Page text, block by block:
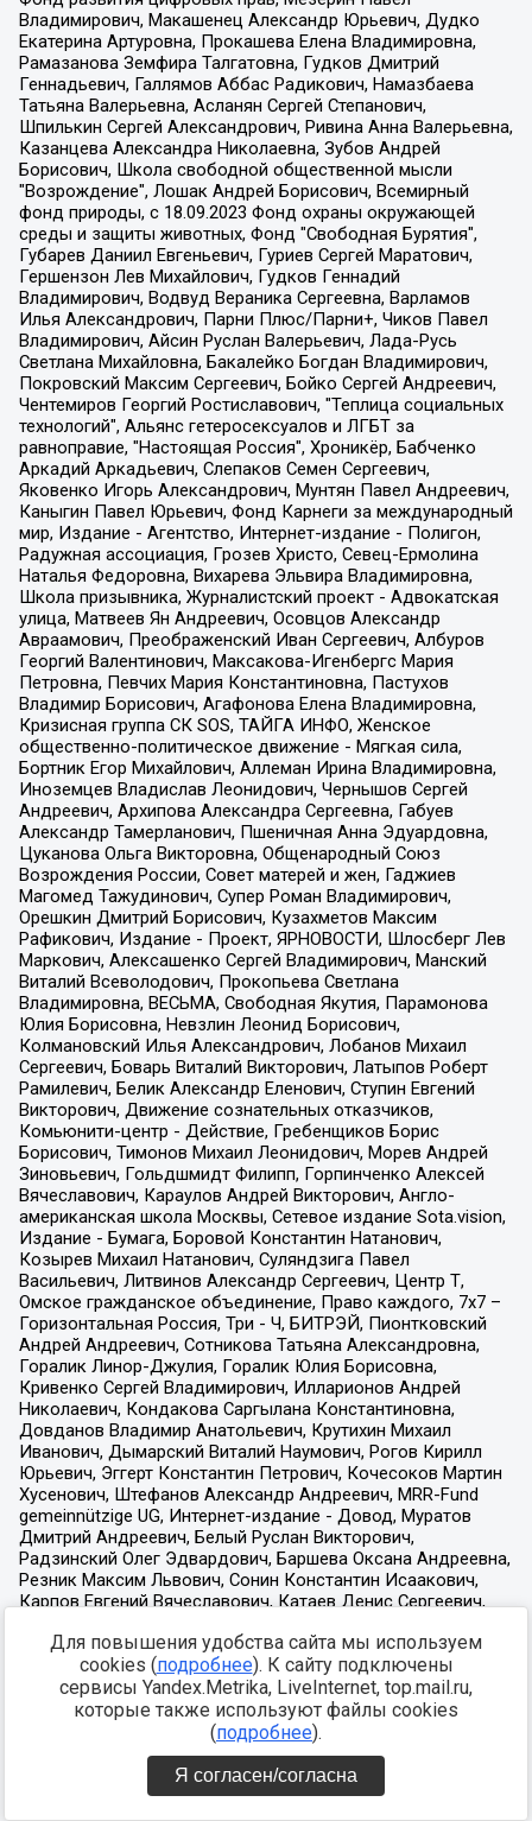
Для повышения удобства сайта мы используем
cookies (подробнее). К сайту подключены
сервисы Yandex.Metrika, LiveInternet, top.mail.ru,
которые также используют файлы cookies
(подробнее).
Я согласен/согласна